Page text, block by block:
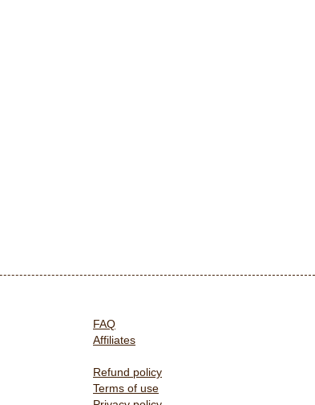
FAQ
Affiliates
Refund policy
Terms of use